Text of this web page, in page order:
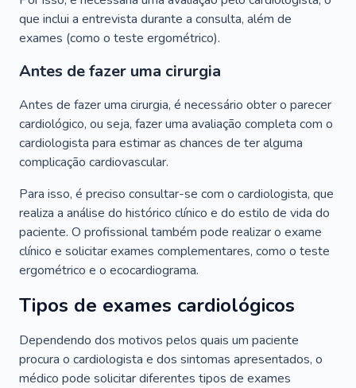
que inclui a entrevista durante a consulta, além de
exames (como o teste ergométrico).
Antes de fazer uma cirurgia
Antes de fazer uma cirurgia, é necessário obter o parecer
cardiológico, ou seja, fazer uma avaliação completa com o
cardiologista para estimar as chances de ter alguma
complicação cardiovascular.
Para isso, é preciso consultar-se com o cardiologista, que
realiza a análise do histórico clínico e do estilo de vida do
paciente. O profissional também pode realizar o exame
clínico e solicitar exames complementares, como o teste
ergométrico e o ecocardiograma.
Tipos de exames cardiológicos
Dependendo dos motivos pelos quais um paciente
procura o cardiologista e dos sintomas apresentados, o
médico pode solicitar diferentes tipos de exames